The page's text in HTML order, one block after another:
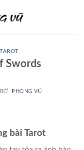
Swords
BỞI PHONG VŨ
bài Tarot